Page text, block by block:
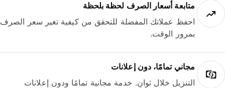
متابعة أسعار الصرف لحظة بلحظة
احفظ عملاتك المفضلة للتحقق من كيفية تغير سعر الصرف
بمرور الوقت.
مجاني تمامًا، دون إعلانات
التنزيل خلال ثوانٍ. خدمة مجانية تمامًا ودون إعلانات